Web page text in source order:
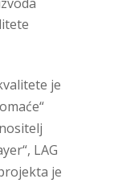
je
LAG
je